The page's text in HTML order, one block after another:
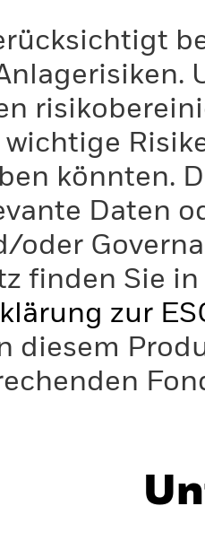
könnten.
Daten
oder
finden Sie
zur
diesem